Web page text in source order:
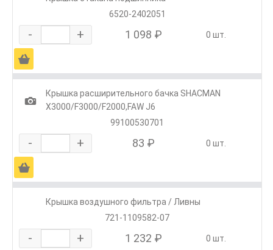
6520-2402051
- + 1 098 ₽ 0 шт.
Ä
1
Крышка расширительного бачка SHACMAN
X3000/F3000/F2000,FAW J6
99100530701
- + 83 ₽ 0 шт.
Ä
Крышка воздушного фильтра / Ливны
721-1109582-07
- + 1 232 ₽ 0 шт.